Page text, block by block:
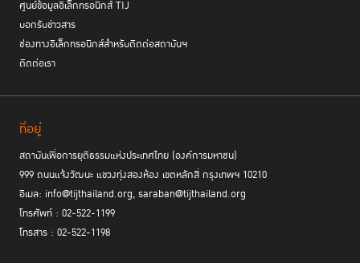
ศูนย์ข้อมูลอิเล็กทรอนิกส์ TIJ
บอกรับข่าวสาร
ช่องทางอิเล็กทรอนิกส์สำหรับติดต่อสถาบันฯ
ติดต่อเรา
ที่อยู่
สถาบันเพื่อการยุติธรรมแห่งประเทศไทย (องค์การมหาชน)
999 ถนนแจ้งวัฒนะ แขวงทุ่งสองห้อง เขตหลักสี่ กรุงเทพฯ 10210
อีเมล: info@tijthailand.org, saraban@tijthailand.org
โทรศัพท์ : 02-522-1199
โทรสาร : 02-522-1198